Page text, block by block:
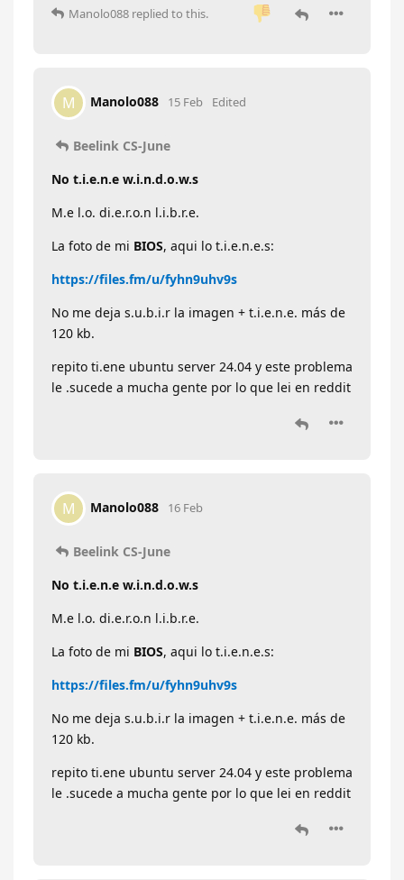
Manolo088 replied to this.
M Manolo088 15 Feb Edited
Beelink CS-June
No t.i.e.n.e w.i.n.d.o.w.s
M.e l.o. di.e.r.o.n l.i.b.r.e.
La foto de mi BIOS, aqui lo t.i.e.n.e.s:
https://files.fm/u/fyhn9uhv9s
No me deja s.u.b.i.r la imagen + t.i.e.n.e. más de
120 kb.
repito ti.ene ubuntu server 24.04 y este problema
le .sucede a mucha gente por lo que lei en reddit
M Manolo088 16 Feb
Beelink CS-June
No t.i.e.n.e w.i.n.d.o.w.s
M.e l.o. di.e.r.o.n l.i.b.r.e.
La foto de mi BIOS, aqui lo t.i.e.n.e.s:
https://files.fm/u/fyhn9uhv9s
No me deja s.u.b.i.r la imagen + t.i.e.n.e. más de
120 kb.
repito ti.ene ubuntu server 24.04 y este problema
le .sucede a mucha gente por lo que lei en reddit